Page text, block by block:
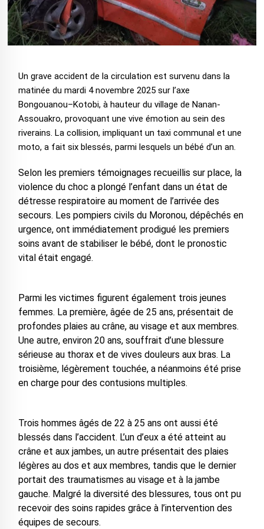
Un grave accident de la circulation est survenu dans la
matinée du mardi 4 novembre 2025 sur l’axe
Bongouanou–Kotobi, à hauteur du village de Nanan-
Assouakro, provoquant une vive émotion au sein des
riverains. La collision, impliquant un taxi communal et une
moto, a fait six blessés, parmi lesquels un bébé d’un an.
Selon les premiers témoignages recueillis sur place, la
violence du choc a plongé l’enfant dans un état de
détresse respiratoire au moment de l’arrivée des
secours. Les pompiers civils du Moronou, dépêchés en
urgence, ont immédiatement prodigué les premiers
soins avant de stabiliser le bébé, dont le pronostic
vital était engagé.
Parmi les victimes figurent également trois jeunes
femmes. La première, âgée de 25 ans, présentait de
profondes plaies au crâne, au visage et aux membres.
Une autre, environ 20 ans, souffrait d’une blessure
sérieuse au thorax et de vives douleurs aux bras. La
troisième, légèrement touchée, a néanmoins été prise
en charge pour des contusions multiples.
Trois hommes âgés de 22 à 25 ans ont aussi été
blessés dans l’accident. L’un d’eux a été atteint au
crâne et aux jambes, un autre présentait des plaies
légères au dos et aux membres, tandis que le dernier
portait des traumatismes au visage et à la jambe
gauche. Malgré la diversité des blessures, tous ont pu
recevoir des soins rapides grâce à l’intervention des
équipes de secours.